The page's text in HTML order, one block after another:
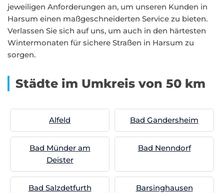
jeweiligen Anforderungen an, um unseren Kunden in
Harsum einen maßgeschneiderten Service zu bieten.
Verlassen Sie sich auf uns, um auch in den härtesten
Wintermonaten für sichere Straßen in Harsum zu
sorgen.
Städte im Umkreis von 50 km
Alfeld Bad Gandersheim
Bad Münder am
Deister
Bad Nenndorf
Bad Salzdetfurth Barsinghausen